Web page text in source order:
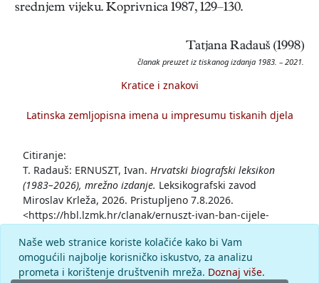
srednjem vijeku. Koprivnica 1987, 129–130.
Tatjana Radauš (1998)
članak preuzet iz tiskanog izdanja 1983. – 2021.
Kratice i znakovi
Latinska zemljopisna imena u impresumu tiskanih djela
Citiranje:
T. Radauš: ERNUSZT, Ivan. Hrvatski biografski leksikon
(1983–2026), mrežno izdanje. Leksikografski zavod
Miroslav Krleža, 2026. Pristupljeno 7.8.2026.
<https://hbl.lzmk.hr/clanak/ernuszt-ivan-ban-cijele-
Komentar
Naše web stranice koriste kolačiće kako bi Vam
omogućili najbolje korisničko iskustvo, za analizu
prometa i korištenje društvenih mreža. Doznaj više.